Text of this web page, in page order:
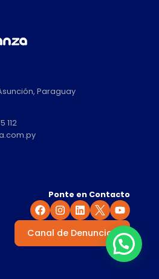
Paraguay
112
Ponte en Contacto
Canal de Denuncias